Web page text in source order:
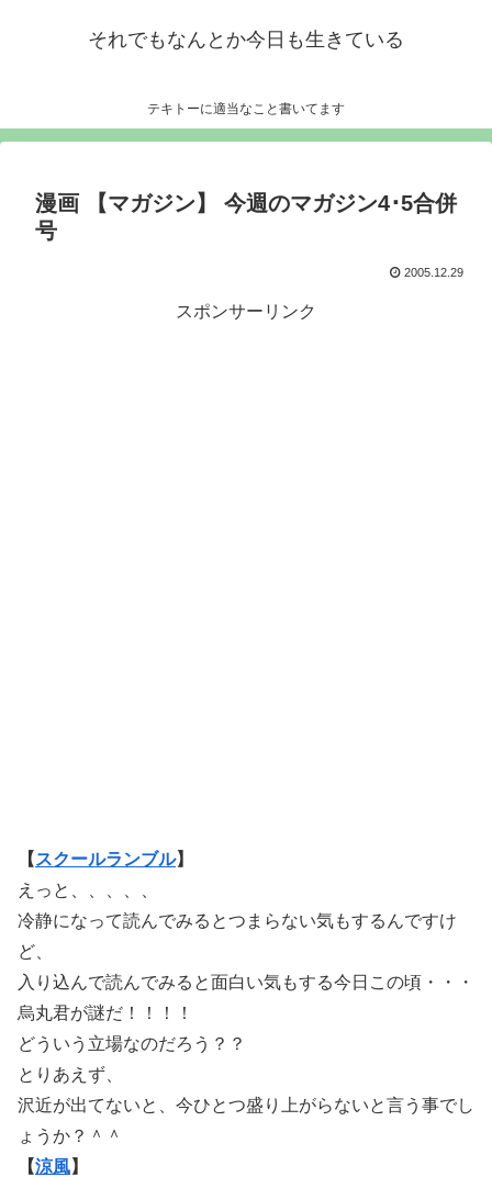
それでもなんとか今日も生きている
テキトーに適当なこと書いてます
漫画 【マガジン】 今週のマガジン4･5合併
号
2005.12.29
スポンサーリンク
【 スクールランブル】
えっと、、、、、
冷静になって読んでみるとつまらない気もするんですけ
ど、
入り込んで読んでみると面白い気もする今日この頃・・・
烏丸君が謎だ！！！！
どういう立場なのだろう？？
とりあえず、
沢近が出てないと、今ひとつ盛り上がらないと言う事でし
ょうか？＾＾ゞ
【涼風】